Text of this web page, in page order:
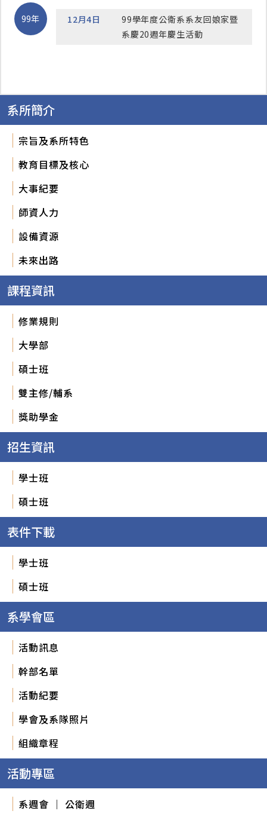
99年 12月4日
99學年度公衛系系友回娘家暨
系慶20週年慶生活動
系所簡介
宗旨及系所特色
教育目標及核心
大事紀要
師資人力
設備資源
未來出路
課程資訊
修業規則
大學部
碩士班
雙主修/輔系
獎助學金
招生資訊
學士班
碩士班
表件下載
學士班
碩士班
系學會區
活動訊息
幹部名單
活動紀要
學會及系隊照片
組織章程
活動專區
系週會 ｜ 公衛週